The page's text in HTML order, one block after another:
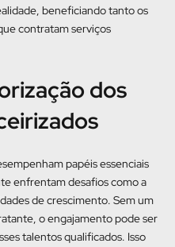
beneficiando tanto os
contratam serviços
dos
papéis essenciais
enfrentam desafios como a
de crescimento. Sem um
o engajamento pode ser
talentos qualificados. Isso